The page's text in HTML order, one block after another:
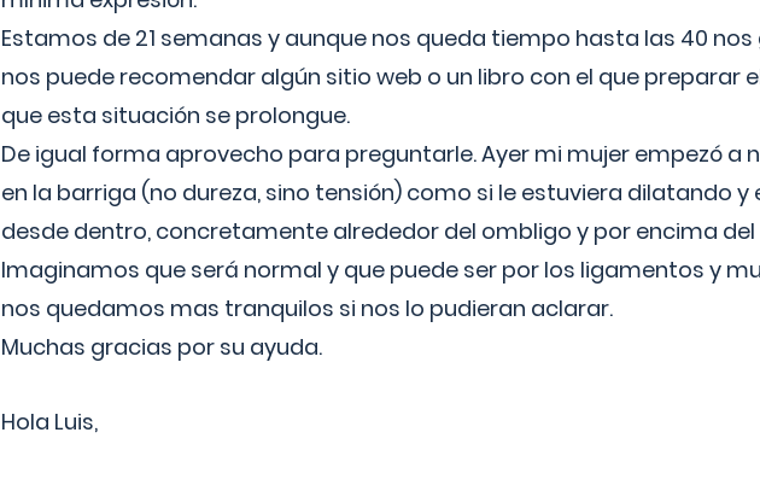
Estamos de 21 semanas y aunque nos queda tiempo hasta las 40
nos puede recomendar algún sitio web o un libro con el que preparar
que esta situación se prolongue.
De igual forma aprovecho para preguntarle. Ayer mi mujer empezó a
en la barriga (no dureza, sino tensión) como si le estuviera dilatando y
desde dentro, concretamente alrededor del ombligo y por encima
Imaginamos que será normal y que puede ser por los ligamentos y
nos quedamos mas tranquilos si nos lo pudieran aclarar.
Muchas gracias por su ayuda.
Hola Luis,